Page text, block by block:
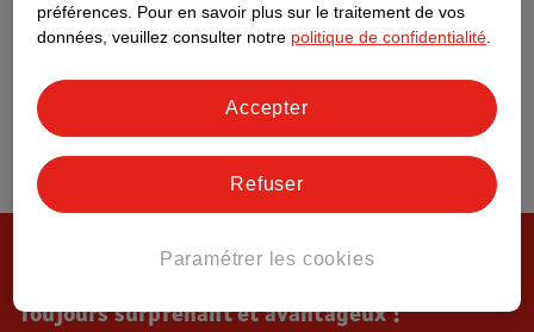
Toujours surprenant et avantageux !
préférences. Pour en savoir plus sur le traitement de vos
données, veuillez consulter notre politique de confidentialité
Paramétrer les cookies
Refuser
Accepter